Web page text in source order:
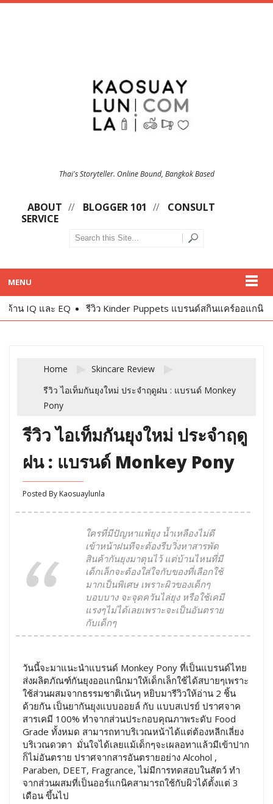
Thai's Storyteller. Online Bound, Bangkok Based
ABOUT BLOGGER 101
CONSULT
SERVICE
MENU
ะ EQ รีวิว Kinder Puppets แบรนด์สกินแคร์ออแกนิกสำหรับเด็ก
Home
Skincare Review
รีวิว ไอเท็มกันยุงใหม่ ประจำฤดูฝน : แบรนด์ Monkey
Pony
รีวิว ไอเท็มกันยุงใหม่ ประจำฤดู
ฝน : แบรนด์ Monkey Pony
Posted By Kaosuaylunla
ใครที่มีปัญหาแพ้ยุง น้ำเหลืองไม่ดี
เข้าหน้าฝนทีจะต้องรีบวิ่งหาสารพัด
สินค้ากันยุงมาตุนไว้ แต่บ้านไหนที่มี
เด็กเล็กจะต้องใส่ใจกับของที่เลือกใช้
มากเป็นพิเศษ เพราะผิวของเด็กๆ
บอบบาง จะจุดควันไล่ยุง หรือใช้เคมี
แรงๆไม่ได้เลยเพราะจะเป็นอันตราย
กับเด็กๆ
วันนี้จะมาแนะนำแบรนด์ Monkey Pony ที่เป็นแบรนด์ไทย
ส่งผลิตภัณฑ์กันยุงออแกนิกมาให้เด็กเล็กใช้ได้สบายๆเพราะ
ใช้ส่วนผสมจากธรรมชาติเน้นๆ หยิบมารีวิวให้อ่าน 2 ชิ้น
ด้วยกัน เป็นยากันยุงแบบออยล์ กับ แบบสเปรย์ ปราศจาค
สารเคมี 100% ทำจากส่วนประกอบคุณภาพระดับ Food
Grade ทั้งหมด สามารถทาบริเวณหน้าได้แต่ต้องหลีกเลี่ยง
บริเวณดวตา มั่นใจได้เลยแม้เด็กๆจะเผลอทาแล้วมีเข้าปาก
ก็ไม่อันตราย ปราศจากสารอันตรายอย่าง Alcohol ,
Paraben, DEET, Fragrance, ไม่มีการทดสอบในสัตว์ ทำ
จากส่วนผสมที่เป็นออร์แกนิคสามารถใช้กับผิวได้ตั้งแต่ 3
เดือน ขึ้นไป